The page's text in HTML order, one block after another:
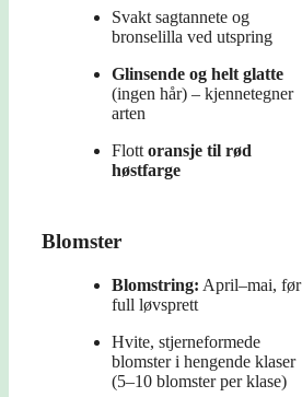
Svakt sagtannete og
bronselilla ved utspring
Glinsende og helt glatte
(ingen hår) – kjennetegner
arten
Flott oransje til rød
høstfarge
Blomster
Blomstring: April–mai, før
full løvsprett
Hvite, stjerneformede
blomster i hengende klaser
(5–10 blomster per klase)